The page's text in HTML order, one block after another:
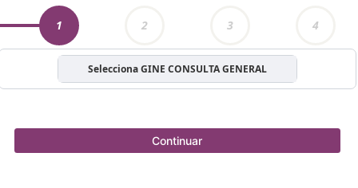
1 2 3 4
Selecciona GINE CONSULTA GENERAL
Continuar